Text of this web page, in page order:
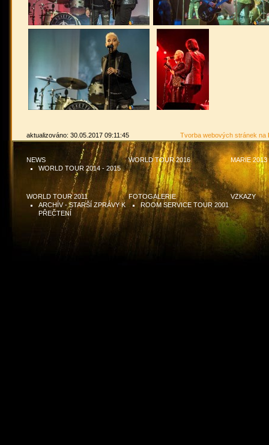
Tvorba webových stránek na
aktualizováno: 30.05.2017 09:11:45
NEWS
WORLD TOUR 2014 - 2015
WORLD TOUR 2016 MARIE 2013
WORLD TOUR 2011
ARCHÍV - STARŠÍ ZPRÁVY K
PŘEČTENÍ
FOTOGALERIE
ROOM SERVICE TOUR 2001
VZKAZY